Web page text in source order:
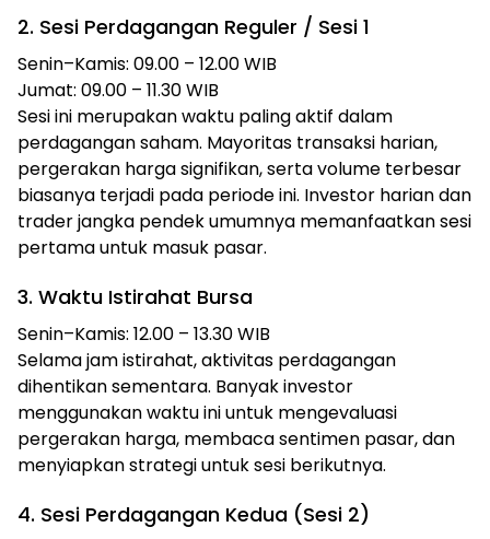
2. Sesi Perdagangan Reguler / Sesi 1
Senin–Kamis: 09.00 – 12.00 WIB
Jumat: 09.00 – 11.30 WIB
Sesi ini merupakan waktu paling aktif dalam
perdagangan saham. Mayoritas transaksi harian,
pergerakan harga signifikan, serta volume terbesar
biasanya terjadi pada periode ini. Investor harian dan
trader jangka pendek umumnya memanfaatkan sesi
pertama untuk masuk pasar.
3. Waktu Istirahat Bursa
Senin–Kamis: 12.00 – 13.30 WIB
Selama jam istirahat, aktivitas perdagangan
dihentikan sementara. Banyak investor
menggunakan waktu ini untuk mengevaluasi
pergerakan harga, membaca sentimen pasar, dan
menyiapkan strategi untuk sesi berikutnya.
4. Sesi Perdagangan Kedua (Sesi 2)